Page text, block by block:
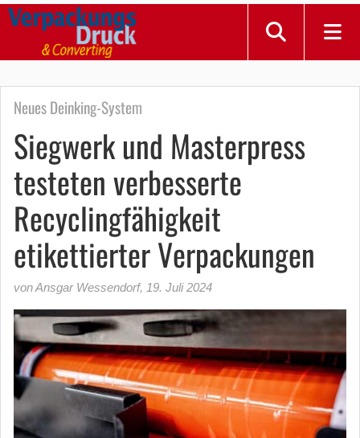
Neues Deinking-System
Siegwerk und Masterpress
testeten verbesserte
Recyclingfähigkeit
etikettierter Verpackungen
von Ansgar Wessendorf, 19. Juli 2024